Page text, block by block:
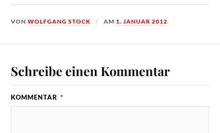
VONWOLFGANG STOCK AM 1. JANUAR 2012
Schreibe einen Kommentar
KOMMENTAR *